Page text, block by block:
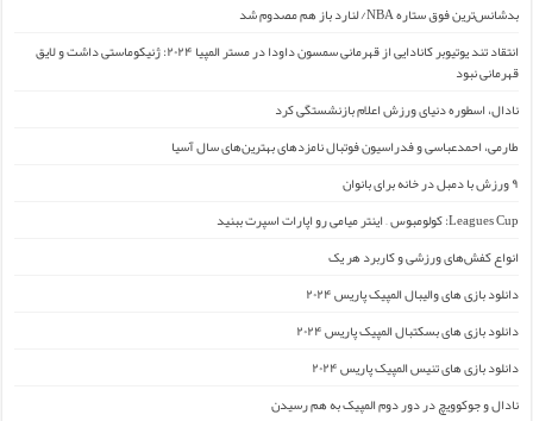
بدشانس‌ترین فوق ستاره NBA/ لنارد باز هم مصدوم شد
انتقاد تند یوتیوبر کانادایی از قهرمانی سمسون داودا در مستر المپیا ۲۰۲۴: ژنیکوماستی داشت و لایق
قهرمانی نبود
نادال، اسطوره دنیای ورزش اعلام بازنشستگی کرد
طارمی، احمدعباسی و فدراسیون فوتبال نامزدهای بهترین‌های سال آسیا
۹ ورزش با دمبل در خانه برای بانوان
Leagues Cup: کولومبوس – اینتر میامی رو اپارات اسپرت ببنید
انواع کفش‌های ورزشی و کاربرد هر یک
دانلود بازی های والیبال المپیک پاریس ۲۰۲۴
دانلود بازی های بسکتبال المپیک پاریس ۲۰۲۴
دانلود بازی های تنیس المپیک پاریس ۲۰۲۴
نادال و جوکوویچ در دور دوم المپیک به هم رسیدن